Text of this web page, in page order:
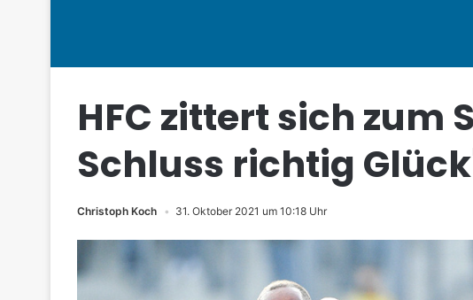
HFC zittert sich zum
Schluss richtig
Christoph Koch 31. Oktober 2021 um 10:18 Uhr